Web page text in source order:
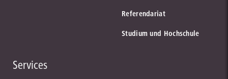
Referendariat
Studium und Hochschule
Services